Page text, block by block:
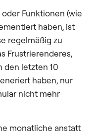
Funktionen (wie
haben, ist
regelmäßig zu
Frustrierenderes,
den letzten 10
haben, nur
nicht mehr
monatliche anstatt